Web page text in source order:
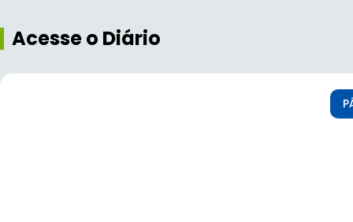
Acesse o Diário